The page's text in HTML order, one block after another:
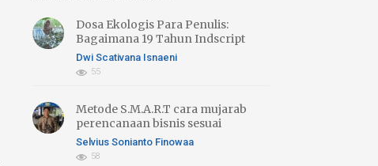
Dosa Ekologis Para Penulis:
Bagaimana 19 Tahun Indscript
Creative Menebusnya Lewat
Literasi Hijau
Dwi Scativana Isnaeni
55
Metode S.M.A.R.T cara mujarab
perencanaan bisnis sesuai
"Target"
Selvius Sonianto Finowaa
58